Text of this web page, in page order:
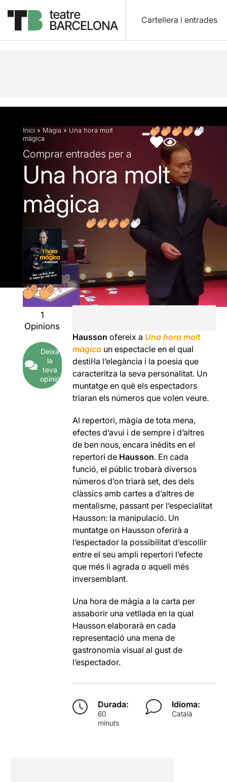
Cartellera i entrades
Descripció Fitxa artística Fotos i vídeos
Inici » Màgia » Una hora molt
màgica
Comprar entrades per a
Una hora molt
màgica
1
Opinions
Deixa
la
teva
opinió
Hausson ofereix a Una hora molt
màgica un espectacle en el qual
destil·la l’elegància i la poesia que
caracteritza la seva personalitat. Un
muntatge en què els espectadors
triaran els números que volen veure.
Al repertori, màgia de tota mena,
efectes d’avui i de sempre i d’altres
de ben nous, encara inèdits en el
repertori de Hausson. En cada
funció, el públic trobarà diversos
números d’on triarà set, des dels
clàssics amb cartes a d’altres de
mentalisme, passant per l’especialitat
Hausson: la manipulació. Un
muntatge on Hausson oferirà a
l’espectador la possibilitat d’escollir
entre el seu ampli repertori l’efecte
que més li agrada o aquell més
inversemblant.
Una hora de màgia a la carta per
assaborir una vetllada en la qual
Hausson elaborarà en cada
representació una mena de
gastronomia visual al gust de
l’espectador.
Durada:
60
minuts
Idioma:
Català